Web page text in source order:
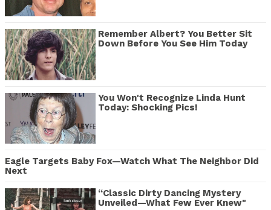
Remember Albert? You Better Sit
Down Before You See Him Today
You Won't Recognize Linda Hunt
Today: Shocking Pics!
Eagle Targets Baby Fox—Watch What The Neighbor Did
Next
“Classic Dirty Dancing Mystery
Unveiled—What Few Ever Knew"